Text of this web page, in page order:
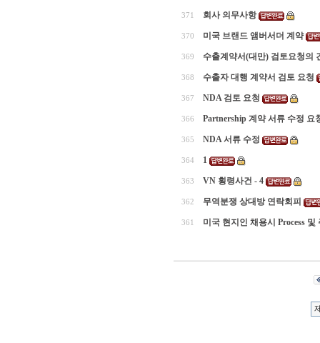
371 회사 의무사항
370 미국 브랜드 앰버서더 계약
369 수출계약서(대만) 검토요청의
368 수출자 대행 계약서 검토 요청
367 NDA 검토 요청
366 Partnership 계약 서류 수정 요
365 NDA 서류 수정
364 1
363 VN 횡령사건 - 4
362 무역분쟁 상대방 연락회피
361 미국 현지인 채용시 Process 및